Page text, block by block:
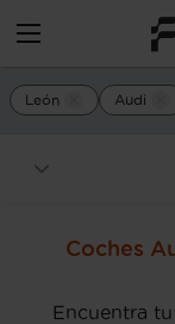
León Audi
Coches
Encuentra